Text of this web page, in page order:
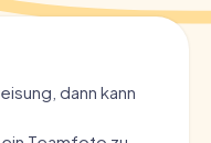
dann kann